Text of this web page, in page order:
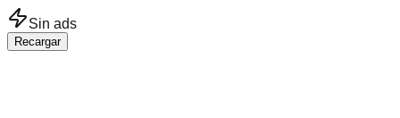
Saltar al contenido principal
Sin ads
Recargar